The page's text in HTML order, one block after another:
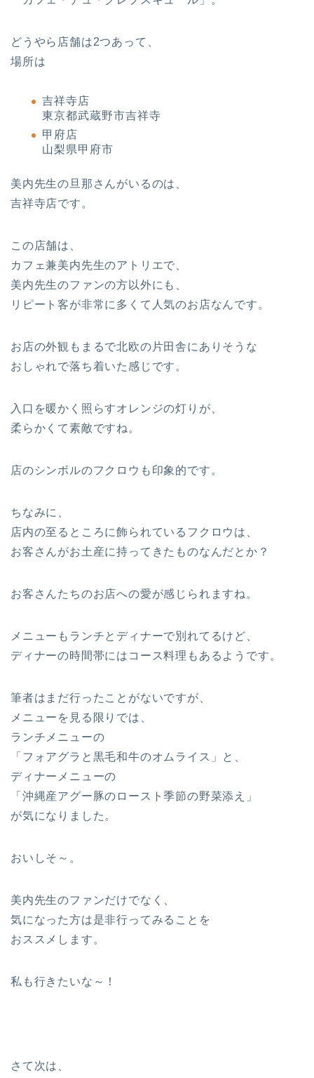
どうやら店舗は2つあって、
場所は
吉祥寺店
東京都武蔵野市吉祥寺
甲府店
山梨県甲府市
美内先生の旦那さんがいるのは、
吉祥寺店です。
この店舗は、
カフェ兼美内先生のアトリエで、
美内先生のファンの方以外にも、
リピート客が非常に多くて人気のお店なんです。
お店の外観もまるで北欧の片田舎にありそうな
おしゃれで落ち着いた感じです。
入口を暖かく照らすオレンジの灯りが、
柔らかくて素敵ですね。
店のシンボルのフクロウも印象的です。
ちなみに、
店内の至るところに飾られているフクロウは、
お客さんがお土産に持ってきたものなんだとか？
お客さんたちのお店への愛が感じられますね。
メニューもランチとディナーで別れてるけど、
ディナーの時間帯にはコース料理もあるようです。
筆者はまだ行ったことがないですが、
メニューを見る限りでは、
ランチメニューの
「フォアグラと黒毛和牛のオムライス」と、
ディナーメニューの
「沖縄産アグー豚のロースト季節の野菜添え」
が気になりました。
おいしそ～。
美内先生のファンだけでなく、
気になった方は是非行ってみることを
おススメします。
私も行きたいな～！
さて次は、